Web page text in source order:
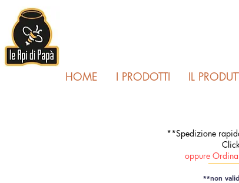
HOME I PRODOTTI IL
**Spedizione
oppure
**non